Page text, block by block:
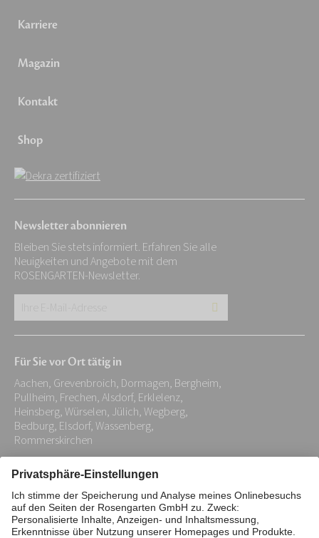
Karriere
Magazin
Kontakt
Shop
Newsletter abonnieren
Bleiben Sie stets informiert. Erfahren Sie alle
Neuigkeiten und Angebote mit dem
ROSENGARTEN-Newsletter.
E-
Adresse:
*
Für Sie vor Ort tätig in
Aachen, Grevenbroich, Dormagen, Bergheim,
Pullheim, Frechen, Alsdorf, Erklelenz,
Heinsberg, Würselen, Jülich, Wegberg,
Bedburg, Elsdorf, Wassenberg,
Rommerskirchen
Impressum Datenschutz
Stiftung
Interne Meldestelle
Zahlungsmittel